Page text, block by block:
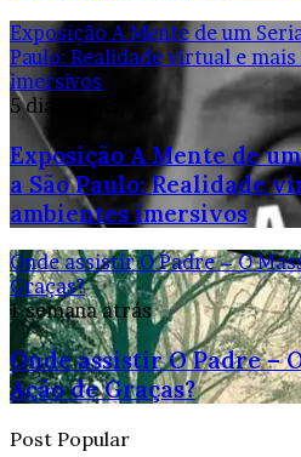
Exposição A Mente de um
Paulo: Realidade virtual e
imersivos
5 dias atrás
Exposição A Mente de
a São Paulo: Realidade
ambientes imersivos
Onde assistir O Padre – O
Graças?
1 semana atrás
Onde assistir O Padre –
Ação de Graças?
Post Popular